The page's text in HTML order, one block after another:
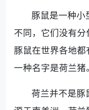
豚鼠是一种小
不同，它们没有分
豚鼠在世界各地
一种名字是荷兰猪。
荷兰并不是豚